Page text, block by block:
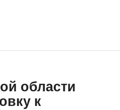
области
к